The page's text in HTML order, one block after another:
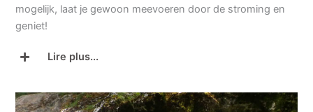
mogelijk, laat je gewoon meevoeren door de stroming en
geniet!
Lire plus...